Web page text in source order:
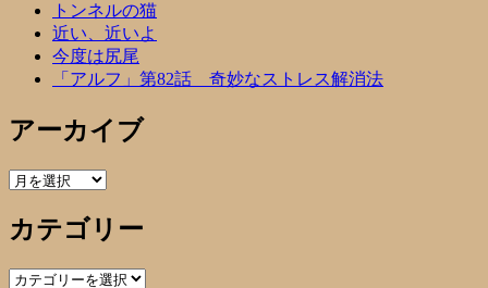
トンネルの猫
近い、近いよ
今度は尻尾
「アルフ」第82話 奇妙なストレス解消法
アーカイブ
ア
カ
イ
ブ
カテゴリー
カ